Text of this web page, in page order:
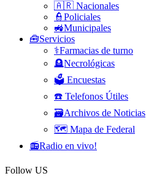
🇦🇷 Nacionales
👮Policiales
🚜Municipales
🧰Servicios
⚕️Farmacias de turno
🪦Necrológicas
🗳️ Encuestas
☎️ Telefonos Útiles
🗃️Archivos de Noticias
🗺️ Mapa de Federal
📻Radio en vivo!
Follow US